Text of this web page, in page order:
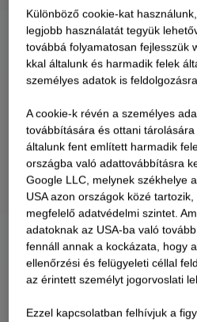
Különböző cookie-kat
legjobb használatát tegyük
továbbá folyamatosan fejlesszük
kkal általunk és harmadik felek
személyes adatok is
A cookie-k révén a személyes
továbbítására és ottani
általunk fent említett harmadik
országba való adattovábbításra
Google LLC, melynek székhelye
USA azon országok közé
megfelelő adatvédelmi szintet.
adatoknak az USA-ba való
fennáll annak a kockázata, hogy
ellenőrzési és felügyeleti céllal
az érintett személyt jogorvoslati
Ezzel kapcsolatban felhívjuk a